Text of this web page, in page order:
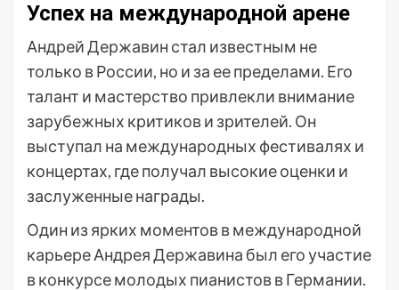
Успех на международной арене
Андрей Державин стал известным не
только в России, но и за ее пределами. Его
талант и мастерство привлекли внимание
зарубежных критиков и зрителей. Он
выступал на международных фестивалях и
концертах, где получал высокие оценки и
заслуженные награды.
Один из ярких моментов в международной
карьере Андрея Державина был его участие
в конкурсе молодых пианистов в Германии.